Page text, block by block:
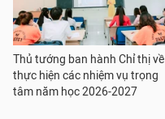
Thủ tướng ban hành Chỉ thị về
thực hiện các nhiệm vụ trọng
tâm năm học 2026-2027